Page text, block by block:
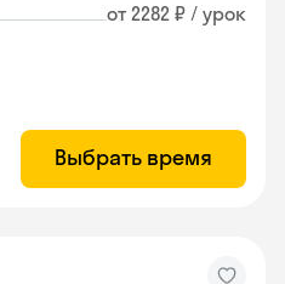
от 2282 ₽ / урок
Выбрать время